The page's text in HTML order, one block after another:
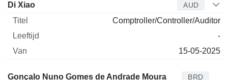
Di Xiao AUD
Comptroller/Controller/Auditor
-
15-05-2025
Bestuurder Titel Leeftijd Van
Gonçalo Nuno Gomes de Andrade Moura BRD